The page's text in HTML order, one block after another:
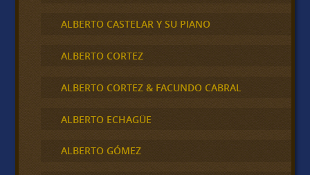
ALBERTO CASTELAR Y SU PIANO
ALBERTO CORTEZ
ALBERTO CORTEZ & FACUNDO CABRAL
ALBERTO ECHAGÜE
ALBERTO GÓMEZ